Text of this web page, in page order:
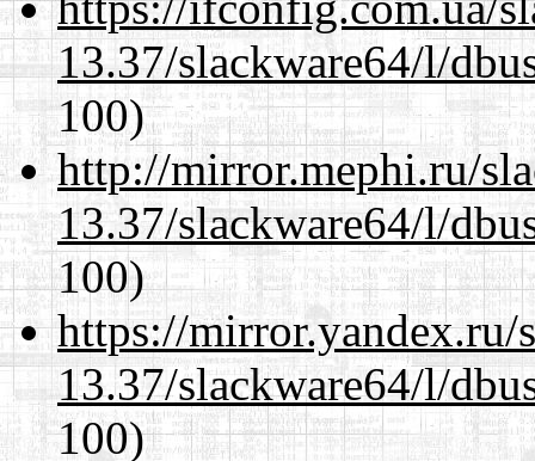
13.37/slackware64/l/
100)
http://mirror.mephi.ru/
13.37/slackware64/l/
100)
https://mirror.yandex.ru/
13.37/slackware64/l/
100)